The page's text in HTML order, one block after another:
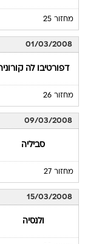
מחזור 25
01/03/2008
דפורטיבו לה
מחזור 26
09/03/2008
סביליה
מחזור 27
15/03/2008
ולנסיה